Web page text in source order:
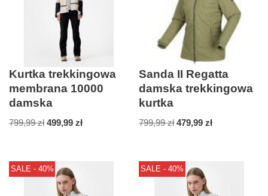
Kurtka trekkingowa
membrana 10000
damska
799,99zł 499,99 zł
Sanda II Regatta
damska trekkingowa
kurtka
799,99zł 479,99zł
SALE - 40% SALE - 40%